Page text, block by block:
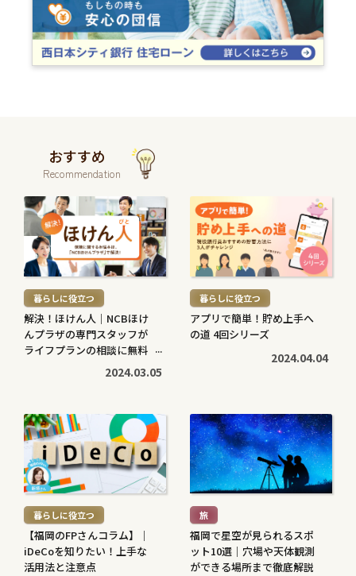
おすすめ
Recommendation
続
き
を
読
む
> 暮らしに役立つ
解決！ほけん人｜NCBほけ
んプラザの専門スタッフが
ライフプランの相談に無料
2024.03.05
続
き
を
読
む
> 暮らしに役立つ
アプリで簡単！貯め上手へ
の道 4回シリーズ
2024.04.04
続
き
を
読
む
> 暮らしに役立つ
【福岡のFPさんコラム】｜
iDeCoを知りたい！上手な
活用法と注意点
続
き
を
読
む
> 旅
福岡で星空が見られるスポ
ット10選｜穴場や天体観測
ができる場所まで徹底解説